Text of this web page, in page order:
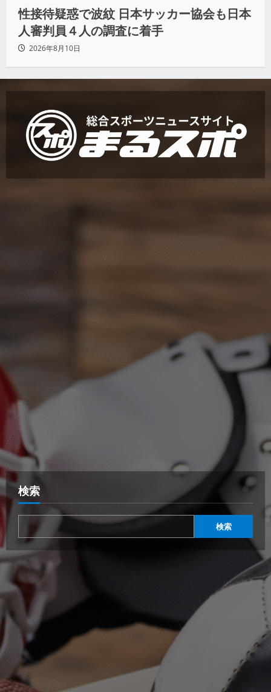
性接待疑惑で波紋 日本サッカー協会も日本
人審判員４人の調査に着手
2026年8月10日
検索
検索